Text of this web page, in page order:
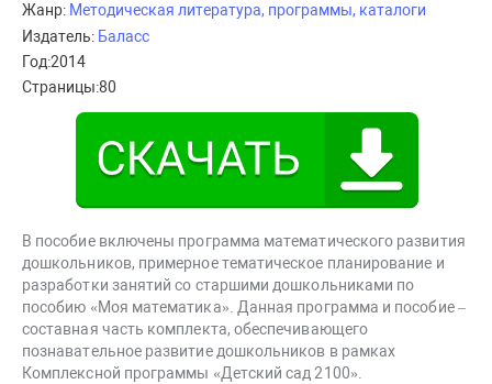
Жанр: Методическая литература, программы, каталоги
Издатель: Баласс
Год:2014
Страницы:80
В пособие включены программа математического развития
дошкольников, примерное тематическое планирование и
разработки занятий со старшими дошкольниками по
пособию «Моя математика». Данная программа и пособие –
составная часть комплекта, обеспечивающего
познавательное развитие дошкольников в рамках
Комплексной программы «Детский сад 2100».